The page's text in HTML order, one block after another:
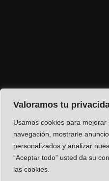
Valoramos tu
Usamos cookies para mejorar
navegación, mostrarle
personalizados y analizar
“Aceptar todo” usted da su
las cookies.